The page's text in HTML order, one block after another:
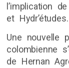
l’implication
et Hydr’études.
Une nouvelle
colombienne
de Hernan